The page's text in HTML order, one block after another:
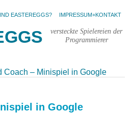
EASTEREGGS? IMPRESSUM+KONTAKT
versteckte Spielereien der
Programmierer
Coach – Minispiel in Google
in Google